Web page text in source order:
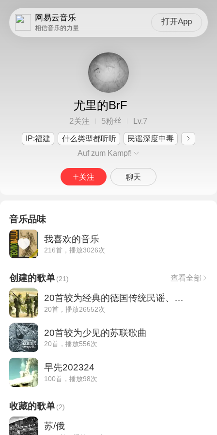
网易云音乐
相信音乐的力量
打开App
尤里的BrF
2关注 5粉丝 Lv.7
IP:福建 什么类型都听听
民谣深度中毒
Auf zum Kampf!
关注 聊天
音乐品味
我喜欢的音乐
216首，播放3026次
创建的歌单(21) 查看全部
20首较为经典的德国传统民谣、军乐
20首，播放26552次
20首较为少见的苏联歌曲
20首，播放556次
早先202324
100首，播放98次
收藏的歌单(2)
苏/俄